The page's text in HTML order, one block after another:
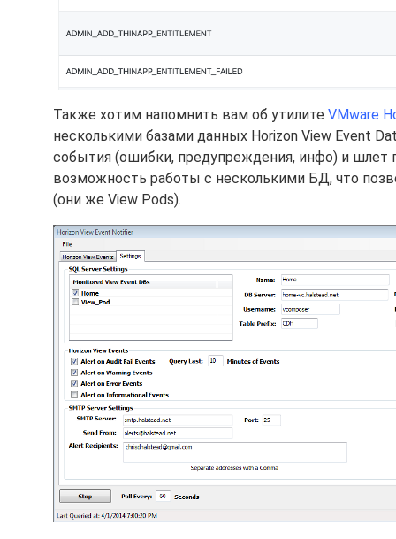
# Add -WhatIf to see what would happen without
}
Write-Output "", "Disconnect from Connection Server."
Disconnect-HVServer -Server $cs
} else {
pause
}
# --- Disconnect from the vCenter Server ---
Write-Output "", "Disconnect from vCenter Server."
Disconnect-VIServer -Server $vc
Также хотим напомнить вам об утилите VMware
несколькими базами данных Horizon View Event
события (ошибки, предупреждения, инфо) и шлет
возможность работы с несколькими БД, что
(они же View Pods).